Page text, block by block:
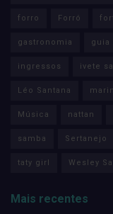
forro Forró
gastronomia guia
ingressos ivete
Léo Santana
Música nattan
samba Sertanejo
taty girl Wesley
Mais recentes